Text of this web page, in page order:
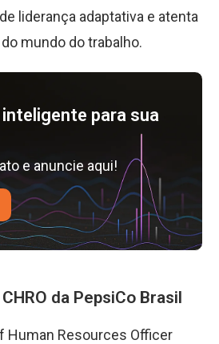
liderança adaptativa e atenta
mundo do trabalho.
para sua
e anuncie aqui!
da PepsiCo Brasil
Human Resources Officer